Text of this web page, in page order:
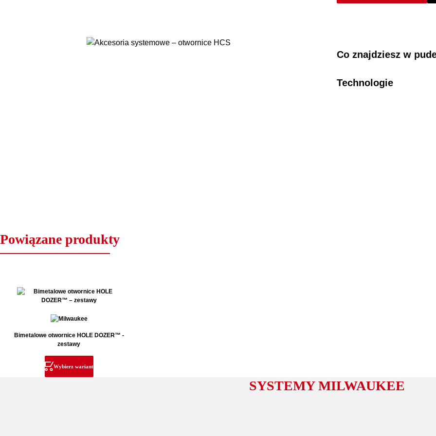
Co znajdziesz w
Technologie
Powiązane produkty
Bimetalowe otwornice HOLE DOZER™ -
zestawy
Wybierz wariant
SYSTEMY MILWAUKEE